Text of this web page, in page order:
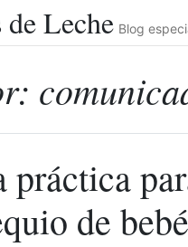
Leche Blog
práctica
de bebé